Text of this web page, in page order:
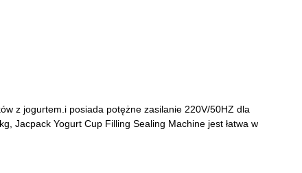
z jogurtem.i posiada potężne zasilanie 220V/50HZ dla
Jacpack Yogurt Cup Filling Sealing Machine jest łatwa w